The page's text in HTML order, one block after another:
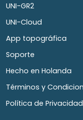
UNI-GR2
UNI-Cloud
App topográfica
Soporte
Hecho en Holanda
Términos y
Política de Privacidad